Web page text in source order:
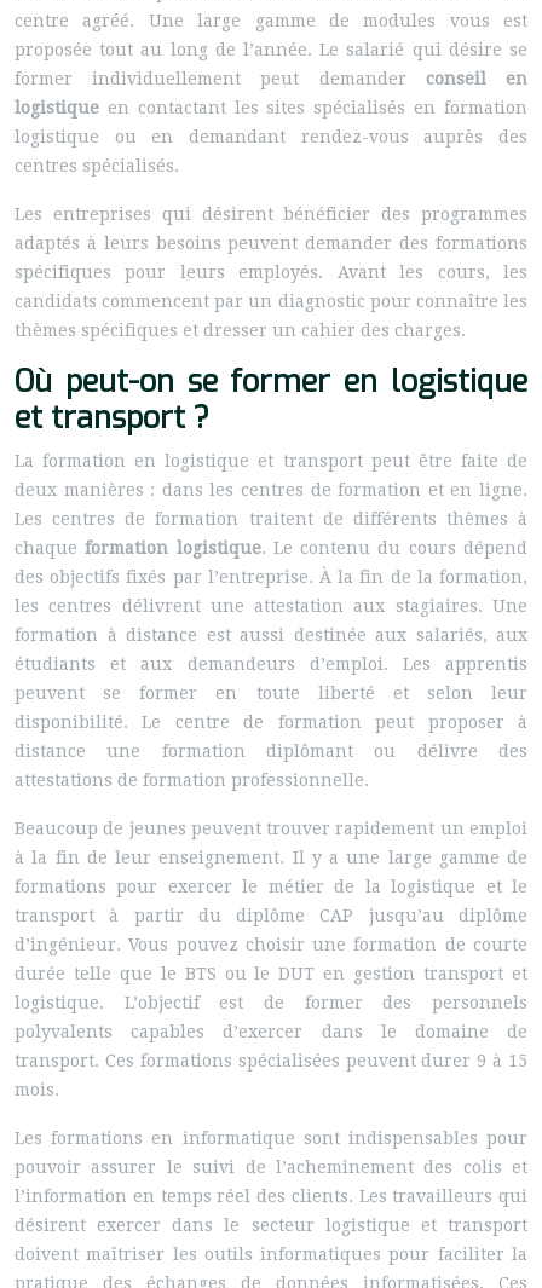
centre agréé. Une large gamme de modules vous est
proposée tout au long de l’année. Le salarié qui désire se
former individuellement peut demander conseil en
logistique en contactant les sites spécialisés en formation
logistique ou en demandant rendez-vous auprès des
centres spécialisés.
Les entreprises qui désirent bénéficier des programmes
adaptés à leurs besoins peuvent demander des formations
spécifiques pour leurs employés. Avant les cours, les
candidats commencent par un diagnostic pour connaître les
thèmes spécifiques et dresser un cahier des charges.
Où peut-on se former en logistique
et transport ?
La formation en logistique et transport peut être faite de
deux manières : dans les centres de formation et en ligne.
Les centres de formation traitent de différents thèmes à
chaqueformation logistique. Le contenu du cours dépend
des objectifs fixés par l’entreprise. À la fin de la formation,
les centres délivrent une attestation aux stagiaires. Une
formation à distance est aussi destinée aux salariés, aux
étudiants et aux demandeurs d’emploi. Les apprentis
peuvent se former en toute liberté et selon leur
disponibilité. Le centre de formation peut proposer à
distance une formation diplômant ou délivre des
attestations de formation professionnelle.
Beaucoup de jeunes peuvent trouver rapidement un emploi
à la fin de leur enseignement. Il y a une large gamme de
formations pour exercer le métier de la logistique et le
transport à partir du diplôme CAP jusqu’au diplôme
d’ingénieur. Vous pouvez choisir une formation de courte
durée telle que le BTS ou le DUT en gestion transport et
logistique. L’objectif est de former des personnels
polyvalents capables d’exercer dans le domaine de
transport. Ces formations spécialisées peuvent durer 9 à 15
mois.
Les formations en informatique sont indispensables pour
pouvoir assurer le suivi de l’acheminement des colis et
l’information en temps réel des clients. Les travailleurs qui
désirent exercer dans le secteur logistique et transport
doivent maîtriser les outils informatiques pour faciliter la
pratique des échanges de données informatisées. Ces